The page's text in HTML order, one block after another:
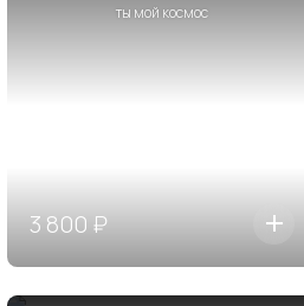
ты мой космос
3 800 ₽